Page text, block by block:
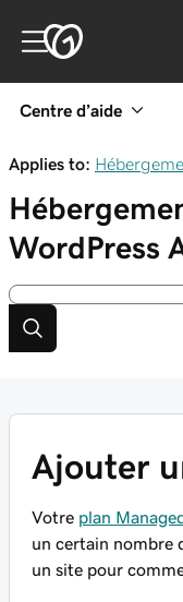
Centre d’aide
Applies to:
WordPress
Ajouter
Votre plan
un certain nombre
un site pour